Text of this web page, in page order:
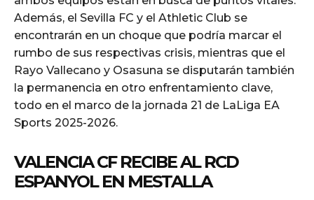
Además, el Sevilla FC y el Athletic Club se
encontrarán en un choque que podría marcar el
rumbo de sus respectivas crisis, mientras que el
Rayo Vallecano y Osasuna se disputarán también
la permanencia en otro enfrentamiento clave,
todo en el marco de la jornada 21 de LaLiga EA
Sports 2025-2026.
VALENCIA CF RECIBE AL RCD
ESPANYOL EN MESTALLA